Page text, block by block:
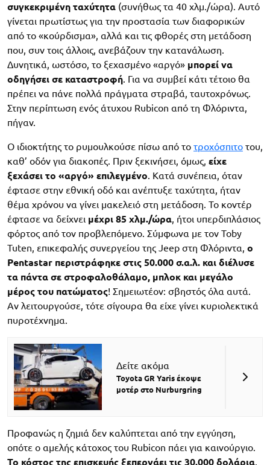
συγκεκριμένη ταχύτητα (συνήθως τα 40 χλμ./ώρα). Αυτό
γίνεται πρωτίστως για την προστασία των διαφορικών
από το «κούρδισμα», αλλά και τις φθορές στη μετάδοση
που, συν τοις άλλοις, ανεβάζουν την κατανάλωση.
Δυνητικά, ωστόσο, το ξεχασμένο «αργό» μπορεί να
οδηγήσει σε καταστροφή. Για να συμβεί κάτι τέτοιο θα
πρέπει να πάνε πολλά πράγματα στραβά, ταυτοχρόνως.
Στην περίπτωση ενός άτυχου Rubicon από τη Φλόριντα,
πήγαν.
Ο ιδιοκτήτης το ρυμουλκούσε πίσω από το τροχόσπιτο του,
καθ’ οδόν για διακοπές. Πριν ξεκινήσει, όμως, είχε
ξεχάσει το «αργό» επιλεγμένο. Κατά συνέπεια, όταν
έφτασε στην εθνική οδό και ανέπτυξε ταχύτητα, ήταν
θέμα χρόνου να γίνει μακελειό στη μετάδοση. Το κοντέρ
έφτασε να δείχνει μέχρι 85 χλμ./ώρα, ήτοι υπερδιπλάσιος
φόρτος από τον προβλεπόμενο. Σύμφωνα με τον Toby
Tuten, επικεφαλής συνεργείου της Jeep στη Φλόριντα, ο
Pentastar περιστράφηκε στις 50.000 σ.α.λ. και διέλυσε
τα πάντα σε στροφαλοθάλαμο, μπλοκ και μεγάλο
μέρος του πατώματος! Σημειωτέον: σβηστός όλα αυτά.
Αν λειτουργούσε, τότε σίγουρα θα είχε γίνει κυριολεκτικά
πυροτέχνημα.
Δείτε ακόμα
Toyota GR Yaris έκοψε
μοτέρ στο Nurburgring
Προφανώς η ζημιά δεν καλύπτεται από την εγγύηση,
οπότε ο αμελής κάτοχος του Rubicon πάει για καινούργιο.
Το κόστος της επισκευής ξεπερνάει τις 30.000 δολάρια,